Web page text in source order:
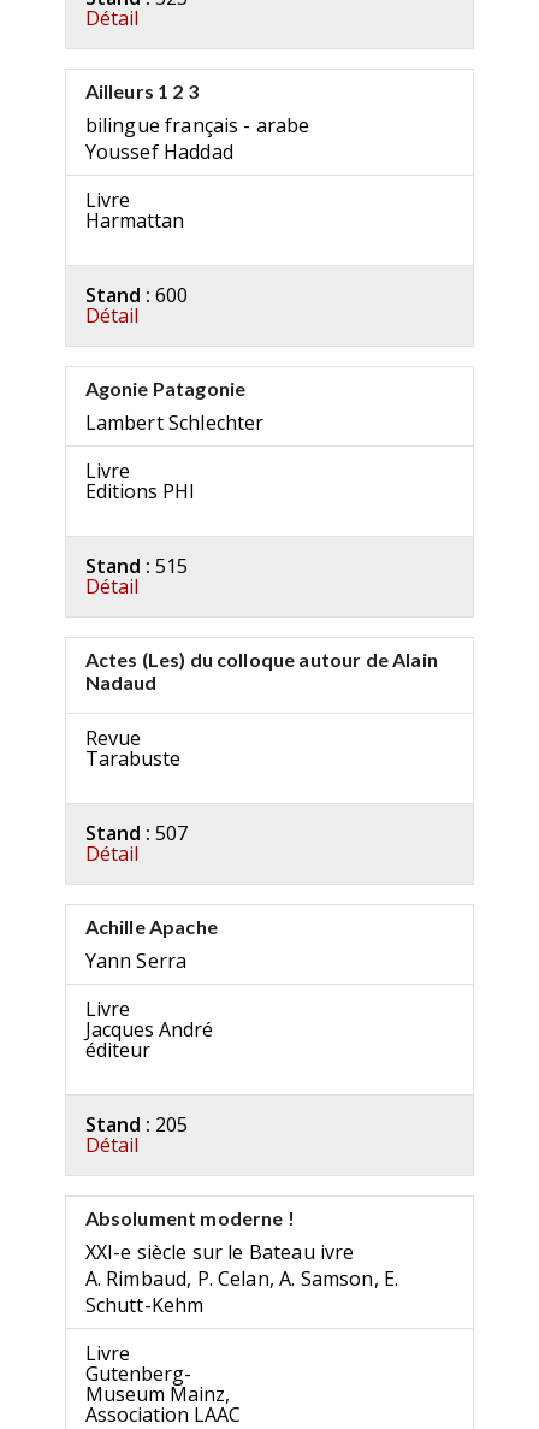
Détail
Ailleurs 1 2 3
bilingue français - arabe
Youssef Haddad
Livre
Harmattan
Stand : 600
Détail
Agonie Patagonie
Lambert Schlechter
Livre
Editions PHI
Stand : 515
Détail
Actes (Les) du colloque autour de Alain
Nadaud
Revue
Tarabuste
Stand : 507
Détail
Achille Apache
Yann Serra
Livre
Jacques André
éditeur
Stand : 205
Détail
Absolument moderne !
XXI-e siècle sur le Bateau ivre
A. Rimbaud, P. Celan, A. Samson, E.
Schutt-Kehm
Livre
Gutenberg-
Museum Mainz,
Association LAAC